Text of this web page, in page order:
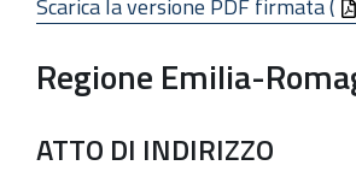
Regione Emilia-
ATTO DI INDIRIZZO